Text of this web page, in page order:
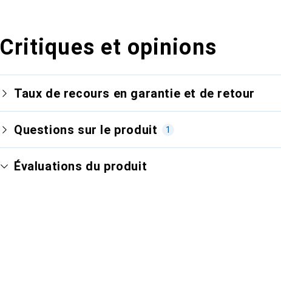
Critiques et opinions
Taux de recours en garantie et de retour
Questions sur le produit 1
Évaluations du produit